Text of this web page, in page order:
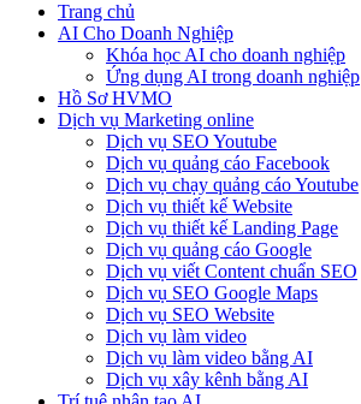
Trang chủ
AI Cho Doanh Nghiệp
Khóa học AI cho doanh nghiệp
Ứng dụng AI trong doanh nghiệp
Hồ Sơ HVMO
Dịch vụ Marketing online
Dịch vụ SEO Youtube
Dịch vụ quảng cáo Facebook
Dịch vụ chạy quảng cáo Youtube
Dịch vụ thiết kế Website
Dịch vụ thiết kế Landing Page
Dịch vụ quảng cáo Google
Dịch vụ viết Content chuẩn SEO
Dịch vụ SEO Google Maps
Dịch vụ SEO Website
Dịch vụ làm video
Dịch vụ làm video bằng AI
Dịch vụ xây kênh bằng AI